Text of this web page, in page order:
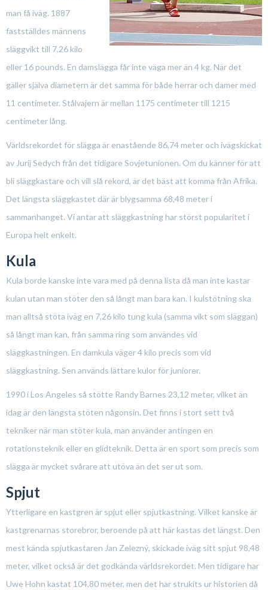
man få iväg. 1887
fastställdes männens
släggvikt till 7,26 kilo
eller 16 pounds. En damslägga får inte väga mer än 4 kg. När det
gäller själva diametern är det samma för både herrar och damer med
11 centimeter. Stålvajern är mellan 1175 centimeter till 1215
centimeter lång.
Världsrekordet för slägga är enastående 86,74 meter och ivägskickat
av Jurij Sedych från det tidigare Sovjetunionen. Om du känner för att
bli släggkastare och vill slå rekord, är det bäst att komma från Afrika.
Det längsta släggkastet där är blygsamma 68,48 meter i
sammanhanget. Vi antar att släggkastning har störst popularitet i
Europa helt enkelt.
Kula
Kula borde kanske inte vara med på denna lista då man inte kastar
kulan utan man stöter den så långt man bara kan. I kulstötning ska
man alltså stöta iväg en 7,26 kilo tung kula (samma vikt som släggan)
så långt man kan, från samma ring som användes vid
släggkastningen. En damkula väger 4 kilo precis som vid
släggkastning. Sen används lättare kulor för juniorer.
1990 i Los Angeles så stötte Randy Barnes 23,12 meter, vilket än
idag är den längsta stöten någonsin. Det finns i stort sett två
tekniker när man stöter kula, man använder antingen en
rotationsteknik eller en glidteknik. Detta är en sport som precis som
slägga är mycket svårare att utöva än det ser ut som.
Spjut
Ytterligare en kastgren är spjut eller spjutkastning. Vilket kanske är
kastgrenarnas storebror, beroende på att här kastas det längst. Den
mest kända spjutkastaren Jan Zelezný, skickade iväg sitt spjut 98,48
meter, vilket också är det godkända världsrekordet. Men tidigare har
Uwe Hohn kastat 104,80 meter, men det har strukits ur historien då